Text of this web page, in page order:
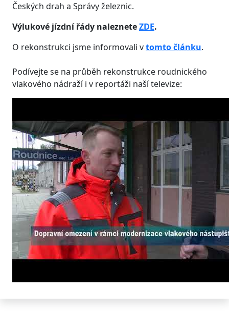
Českých drah a Správy železnic.
Výlukové jízdní řády nalezneteZDE.
O rekonstrukci jsme informovali vtomto článku.
Podívejte se na průběh rekonstrukce roudnického
vlakového nádraží i v reportáži naší televize: